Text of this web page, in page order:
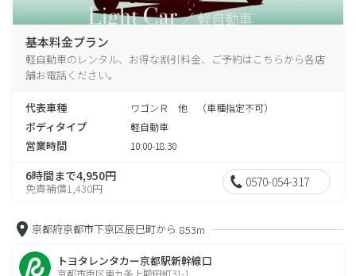
基本料金プラン
軽自動車のレンタル、お得な割引料金、ご予約はこちらから各店
舗お電話ください。
代表車種 ワゴンＲ 他 （車種指定不可）
ボディタイプ 軽自動車
営業時間 10:00-18:30
6時間まで4,950円
免責補償1,430円 0570-054-317
京都府京都市下京区辰巳町から 853m
トヨタレンタカー京都駅新幹線口
京都市南区東九条上殿田町31-1